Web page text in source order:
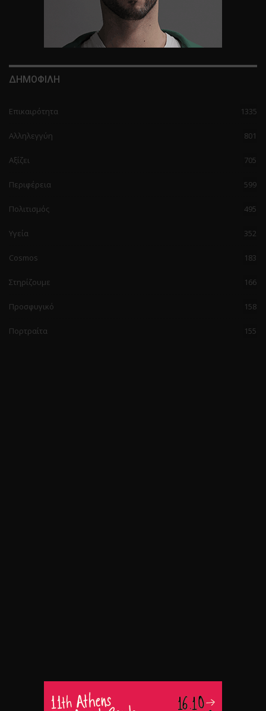
ΔΗΜΟΦΙΛΗ
Επικαιρότητα 1335
Αλληλεγγύη 801
Αξίζει 705
Περιφέρεια 599
Πολιτισμός 495
Υγεία 352
Cosmos 183
Στηρίζουμε 166
Προσφυγικό 158
Πορτραίτα 155